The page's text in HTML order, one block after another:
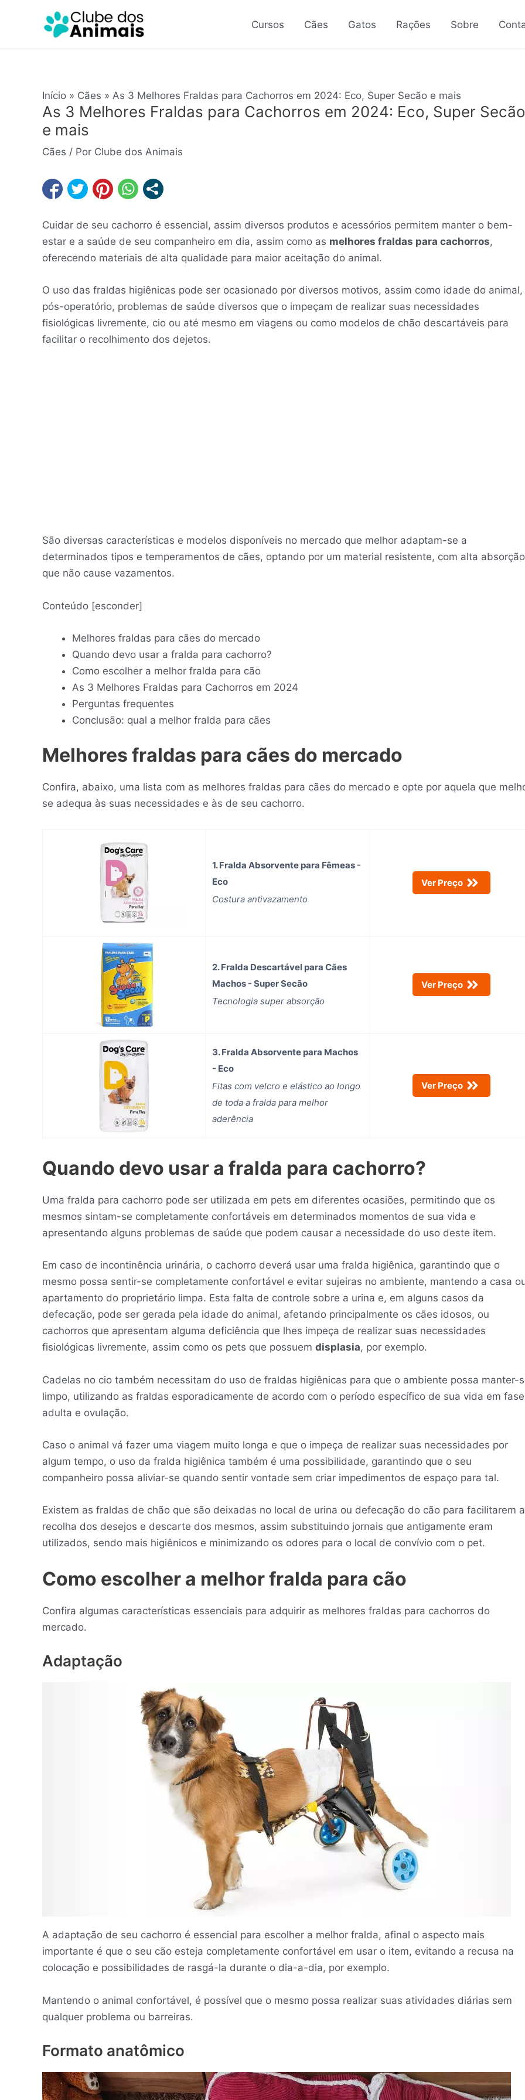
Cursos Cães Gatos Rações Sobre
Início Cães As 3 Melhores Fraldas para Cachorros em 2024: Eco, Super Secão e mais
As 3 Melhores Fraldas para Cachorros em 2024: Eco, Super Secão
e mais
Cães / Por Clube dos Animais
Cuidar de seu cachorro é essencial, assim diversos produtos e acessórios permitem manter o bem-
estar e a saúde de seu companheiro em dia, assim como as melhores fraldas para cachorros,
oferecendo materiais de alta qualidade para maior aceitação do animal.
O uso das fraldas higiênicas pode ser ocasionado por diversos motivos, assim como idade do animal,
pós-operatório, problemas de saúde diversos que o impeçam de realizar suas necessidades
fisiológicas livremente, cio ou até mesmo em viagens ou como modelos de chão descartáveis para
facilitar o recolhimento dos dejetos.
São diversas características e modelos disponíveis no mercado que melhor adaptam-se a
determinados tipos e temperamentos de cães, optando por um material resistente, com alta
que não cause vazamentos.
Conteúdo [esconder]
Melhores fraldas para cães do mercado
Quando devo usar a fralda para cachorro?
Como escolher a melhor fralda para cão
As 3 Melhores Fraldas para Cachorros em 2024
Perguntas frequentes
Conclusão: qual a melhor fralda para cães
Melhores fraldas para cães do mercado
Confira, abaixo, uma lista com as melhores fraldas para cães do mercado e opte por aquela que
se adequa às suas necessidades e às de seu cachorro.
1. Fralda Absorvente para Fêmeas -
Eco
Costura antivazamento
Ver Preço
2. Fralda Descartável para Cães
Machos - Super Secão
Tecnologia super absorção
Ver Preço
3. Fralda Absorvente para Machos
- Eco
Fitas com velcro e elástico ao longo
de toda a fralda para melhor
aderência
Ver Preço
Quando devo usar a fralda para cachorro?
Uma fralda para cachorro pode ser utilizada em pets em diferentes ocasiões, permitindo que os
mesmos sintam-se completamente confortáveis em determinados momentos de sua vida e
apresentando alguns problemas de saúde que podem causar a necessidade do uso deste item.
Em caso de incontinência urinária, o cachorro deverá usar uma fralda higiênica, garantindo que o
mesmo possa sentir-se completamente confortável e evitar sujeiras no ambiente, mantendo a casa
apartamento do proprietário limpa. Esta falta de controle sobre a urina e, em alguns casos da
defecação, pode ser gerada pela idade do animal, afetando principalmente os cães idosos, ou
cachorros que apresentam alguma deficiência que lhes impeça de realizar suas necessidades
fisiológicas livremente, assim como os pets que possuem displasia, por exemplo.
Cadelas no cio também necessitam do uso de fraldas higiênicas para que o ambiente possa manter-
limpo, utilizando as fraldas esporadicamente de acordo com o período específico de sua vida em fase
adulta e ovulação.
Caso o animal vá fazer uma viagem muito longa e que o impeça de realizar suas necessidades por
algum tempo, o uso da fralda higiênica também é uma possibilidade, garantindo que o seu
companheiro possa aliviar-se quando sentir vontade sem criar impedimentos de espaço para tal.
Existem as fraldas de chão que são deixadas no local de urina ou defecação do cão para facilitarem a
recolha dos desejos e descarte dos mesmos, assim substituindo jornais que antigamente eram
utilizados, sendo mais higiênicos e minimizando os odores para o local de convívio com o pet.
Como escolher a melhor fralda para cão
Confira algumas características essenciais para adquirir as melhores fraldas para cachorros do
mercado.
Adaptação
A adaptação de seu cachorro é essencial para escolher a melhor fralda, afinal o aspecto mais
importante é que o seu cão esteja completamente confortável em usar o item, evitando a recusa na
colocação e possibilidades de rasgá-la durante o dia-a-dia, por exemplo.
Mantendo o animal confortável, é possível que o mesmo possa realizar suas atividades diárias sem
qualquer problema ou barreiras.
Formato anatômico
navigation